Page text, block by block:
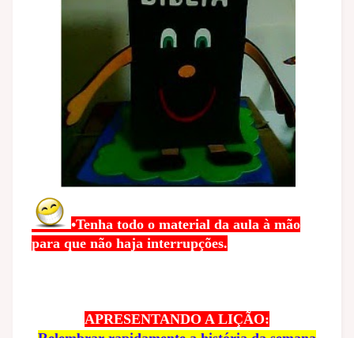
•Tenha todo o material da aula à mão
para que não haja interrupções.
APRESENTANDO A LIÇÃO: